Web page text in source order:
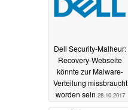
Dell Security-Malheur:
Recovery-Webseite
könnte zur Malware-
Verteilung missbraucht
worden sein 28.10.2017